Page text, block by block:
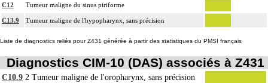
C12 Tumeur maligne du sinus piriforme
C13.9 Tumeur maligne de l'hypopharynx, sans précision
Liste de diagnostics reliés pour Z431 générée à partir des statistiques du PMSI français
Diagnostics CIM-10 (DAS) associés à Z431
C10.9 2 Tumeur maligne de l'oropharynx, sans précision